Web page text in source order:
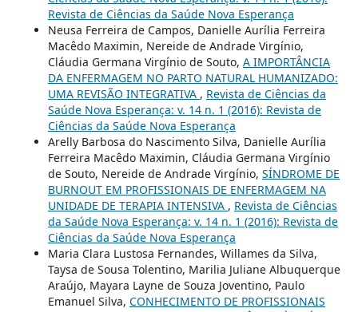
Revista de Ciências da Saúde Nova Esperança
Neusa Ferreira de Campos, Danielle Aurília Ferreira
Macêdo Maximin, Nereide de Andrade Virgínio,
Cláudia Germana Virgínio de Souto, A IMPORTÂNCIA
DA ENFERMAGEM NO PARTO NATURAL HUMANIZADO:
UMA REVISÃO INTEGRATIVA , Revista de Ciências da
Saúde Nova Esperança: v. 14 n. 1 (2016): Revista de
Ciências da Saúde Nova Esperança
Arelly Barbosa do Nascimento Silva, Danielle Aurília
Ferreira Macêdo Maximin, Cláudia Germana Virgínio
de Souto, Nereide de Andrade Virgínio, SÍNDROME DE
BURNOUT EM PROFISSIONAIS DE ENFERMAGEM NA
UNIDADE DE TERAPIA INTENSIVA , Revista de Ciências
da Saúde Nova Esperança: v. 14 n. 1 (2016): Revista de
Ciências da Saúde Nova Esperança
Maria Clara Lustosa Fernandes, Willames da Silva,
Taysa de Sousa Tolentino, Marilia Juliane Albuquerque
Araújo, Mayara Layne de Souza Joventino, Paulo
Emanuel Silva, CONHECIMENTO DE PROFISSIONAIS